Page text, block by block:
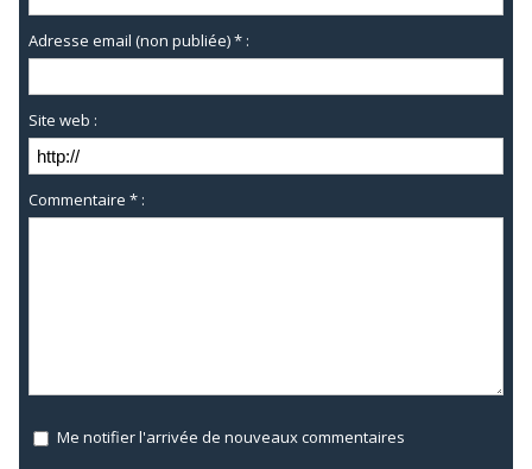
Adresse email (non publiée) * :
Site web :
Commentaire * :
Me notifier l'arrivée de nouveaux commentaires